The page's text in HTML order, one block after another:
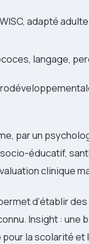
adapté adulte
langage,
par un
éducatif,
clinique
d’établir
Insight : une
la scolarité